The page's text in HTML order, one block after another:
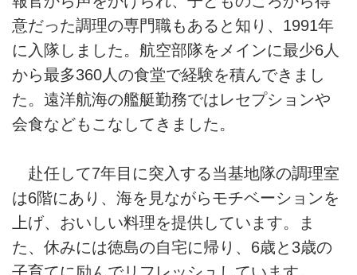
意だった調理の専門職もあると知り、1991年
に入隊しました。航空部隊をメインに最少6人
から最多360人の食堂で経験を積んできまし
た。遠洋航海の艦艇勤務ではレセプションや
会食などもこなしてきました。
赴任して7年目に突入する当基地隊の調理室
は6階にあり、海を見ながらモチベーションを
上げ、おいしい料理を提供しています。ま
た、休みには徳島の自宅に帰り、6歳と3歳の